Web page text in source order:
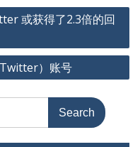
或获得了2.3倍的回
）账号